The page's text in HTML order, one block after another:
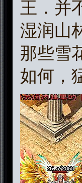
王．并
湿润山
那些雪
如何，